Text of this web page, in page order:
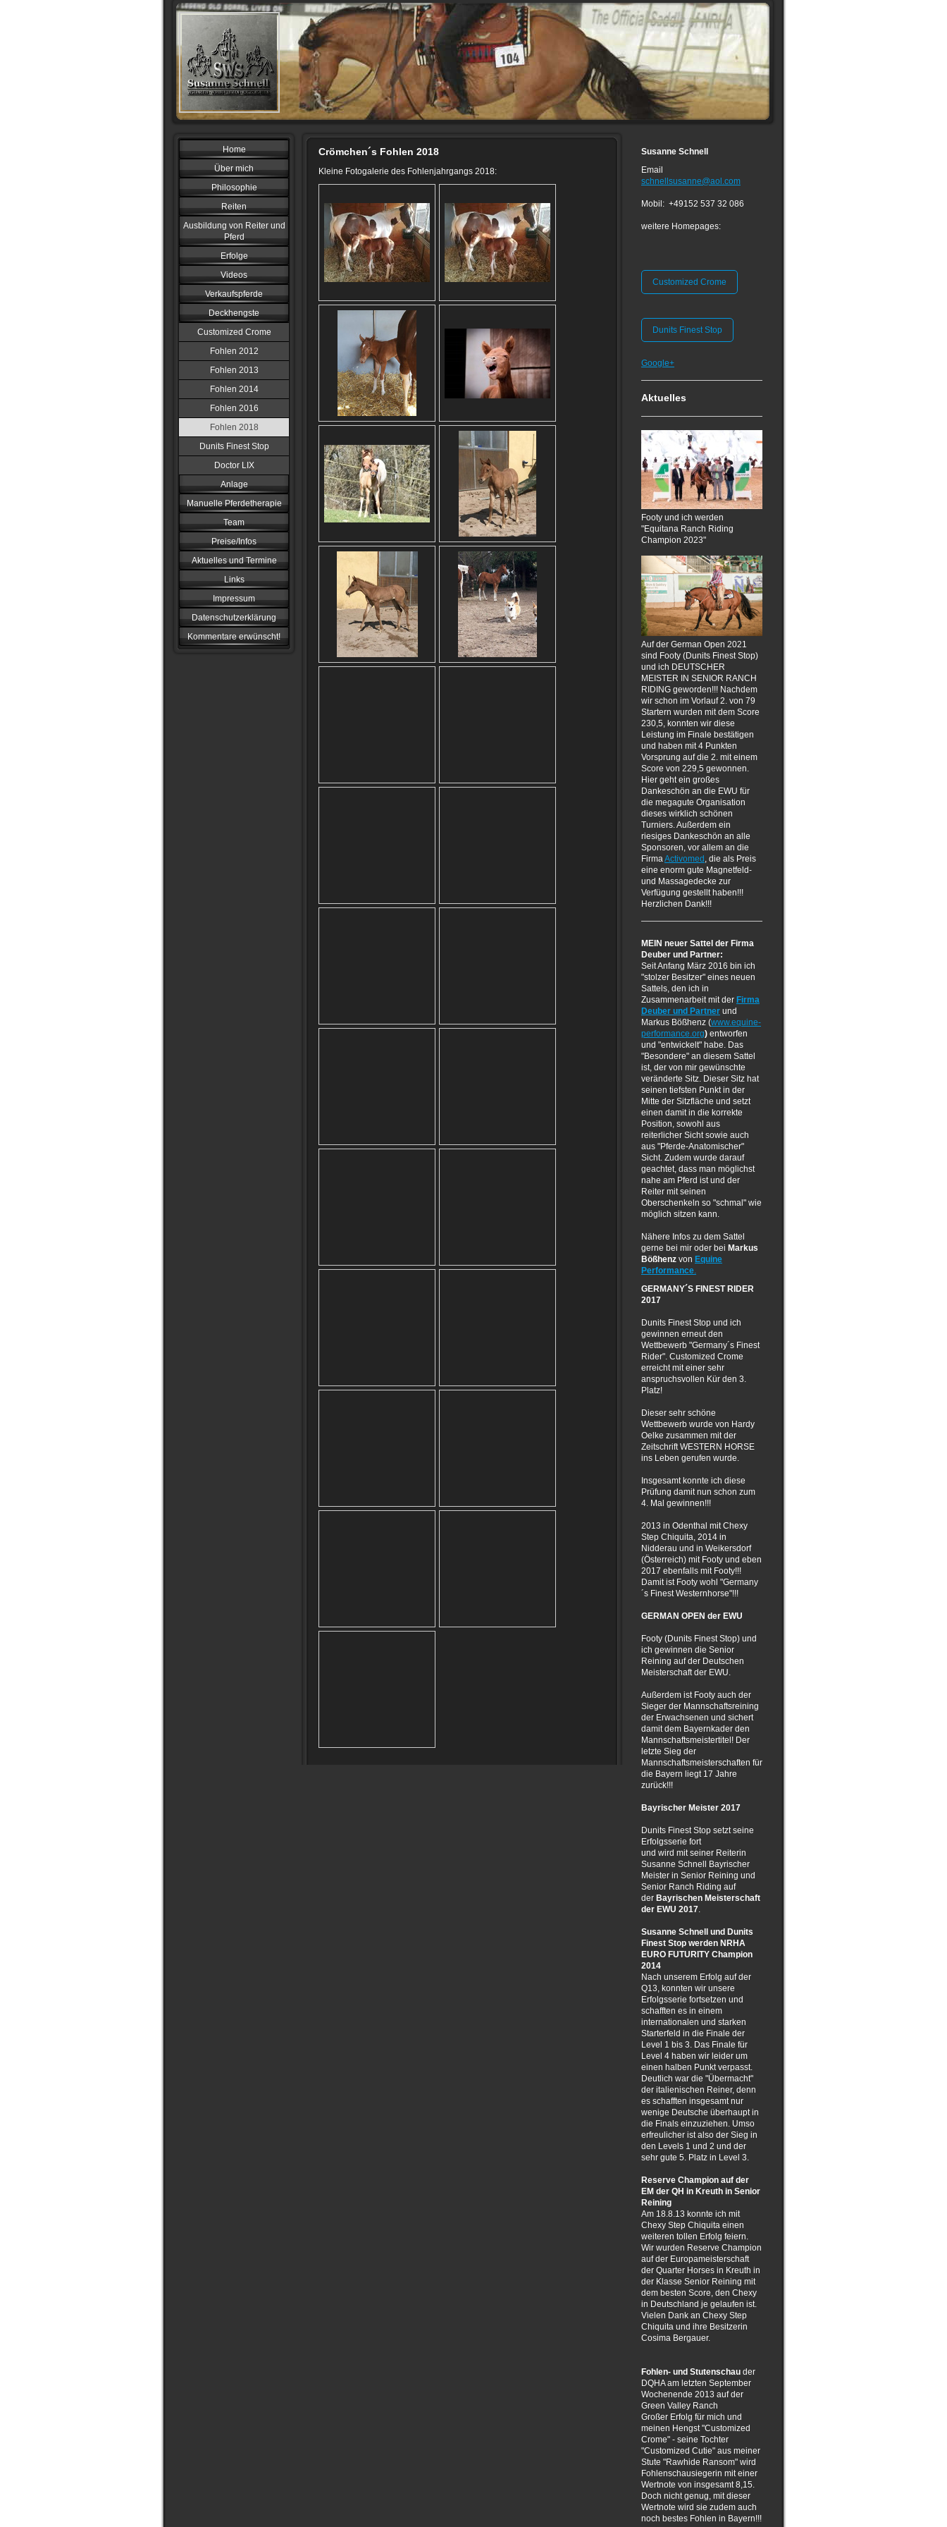
Home
Über mich
Philosophie
Reiten
Ausbildung von Reiter und
Pferd
Erfolge
Videos
Verkaufspferde
Deckhengste
Customized Crome
Fohlen 2012
Fohlen 2013
Fohlen 2014
Fohlen 2016
Fohlen 2018
Dunits Finest Stop
Doctor LIX
Anlage
Manuelle Pferdetherapie
Team
Preise/Infos
Aktuelles und Termine
Links
Impressum
Datenschutzerklärung
Kommentare erwünscht!
Crömchen´s Fohlen 2018
Kleine Fotogalerie des Fohlenjahrgangs 2018:
Susanne Schnell
Email
schnellsusanne@aol.com
Mobil: +49152 537 32 086
weitere Homepages:
Customized Crome
Dunits Finest Stop
Google+
Aktuelles
Footy und ich werden
"Equitana Ranch Riding
Champion 2023"
Auf der German Open 2021
sind Footy (Dunits Finest Stop)
und ich DEUTSCHER
MEISTER IN SENIOR RANCH
RIDING geworden!!! Nachdem
wir schon im Vorlauf 2. von 79
Startern wurden mit dem Score
230,5, konnten wir diese
Leistung im Finale bestätigen
und haben mit 4 Punkten
Vorsprung auf die 2. mit einem
Score von 229,5 gewonnen.
Hier geht ein großes
Dankeschön an die EWU für
die megagute Organisation
dieses wirklich schönen
Turniers. Außerdem ein
riesiges Dankeschön an alle
Sponsoren, vor allem an die
FirmaActivomed , die als Preis
eine enorm gute Magnetfeld-
und Massagedecke zur
Verfügung gestellt haben!!!
Herzlichen Dank!!!
MEIN neuer Sattel der Firma
Deuber und Partner:
Seit Anfang März 2016 bin ich
"stolzer Besitzer" eines neuen
Sattels, den ich in
Zusammenarbeit mit der Firma
Deuber und Partner und
Markus Bößhenz (www.equine-
performance.org) entworfen
und "entwickelt" habe. Das
"Besondere" an diesem Sattel
ist, der von mir gewünschte
veränderte Sitz. Dieser Sitz hat
seinen tiefsten Punkt in der
Mitte der Sitzfläche und setzt
einen damit in die korrekte
Position, sowohl aus
reiterlicher Sicht sowie auch
aus "Pferde-Anatomischer"
Sicht. Zudem wurde darauf
geachtet, dass man möglichst
nahe am Pferd ist und der
Reiter mit seinen
Oberschenkeln so "schmal" wie
möglich sitzen kann.
Nähere Infos zu dem Sattel
gerne bei mir oder bei Markus
Bößhenz von Equine
Performance.
GERMANY´S FINEST RIDER
2017
Dunits Finest Stop und ich
gewinnen erneut den
Wettbewerb "Germany´s Finest
Rider". Customized Crome
erreicht mit einer sehr
anspruchsvollen Kür den 3.
Platz!
Dieser sehr schöne
Wettbewerb wurde von Hardy
Oelke zusammen mit der
Zeitschrift WESTERN HORSE
ins Leben gerufen wurde.
Insgesamt konnte ich diese
Prüfung damit nun schon zum
4. Mal gewinnen!!!
2013 in Odenthal mit Chexy
Step Chiquita, 2014 in
Nidderau und in Weikersdorf
(Österreich) mit Footy und eben
2017 ebenfalls mit Footy!!!
Damit ist Footy wohl "Germany
´s Finest Westernhorse"!!!
GERMAN OPEN der EWU
Footy (Dunits Finest Stop) und
ich gewinnen die Senior
Reining auf der Deutschen
Meisterschaft der EWU.
Außerdem ist Footy auch der
Sieger der Mannschaftsreining
der Erwachsenen und sichert
damit dem Bayernkader den
Mannschaftsmeistertitel! Der
letzte Sieg der
Mannschaftsmeisterschaften für
die Bayern liegt 17 Jahre
zurück!!!
Bayrischer Meister 2017
Dunits Finest Stop setzt seine
Erfolgsserie fort
und wird mit seiner Reiterin
Susanne Schnell Bayrischer
Meister in Senior Reining und
Senior Ranch Riding auf
der Bayrischen Meisterschaft
der EWU 2017.
Susanne Schnell und Dunits
Finest Stop werden NRHA
EURO FUTURITY Champion
2014
Nach unserem Erfolg auf der
Q13, konnten wir unsere
Erfolgsserie fortsetzen und
schafften es in einem
internationalen und starken
Starterfeld in die Finale der
Level 1 bis 3. Das Finale für
Level 4 haben wir leider um
einen halben Punkt verpasst.
Deutlich war die "Übermacht"
der italienischen Reiner, denn
es schafften insgesamt nur
wenige Deutsche überhaupt in
die Finals einzuziehen. Umso
erfreulicher ist also der Sieg in
den Levels 1 und 2 und der
sehr gute 5. Platz in Level 3.
Reserve Champion auf der
EM der QH in Kreuth in Senior
Reining
Am 18.8.13 konnte ich mit
Chexy Step Chiquita einen
weiteren tollen Erfolg feiern.
Wir wurden Reserve Champion
auf der Europameisterschaft
der Quarter Horses in Kreuth in
der Klasse Senior Reining mit
dem besten Score, den Chexy
in Deutschland je gelaufen ist.
Vielen Dank an Chexy Step
Chiquita und ihre Besitzerin
Cosima Bergauer.
Fohlen- und Stutenschau der
DQHA am letzten September
Wochenende 2013 auf der
Green Valley Ranch
Großer Erfolg für mich und
meinen Hengst "Customized
Crome" - seine Tochter
"Customized Cutie" aus meiner
Stute "Rawhide Ransom" wird
Fohlenschausiegerin mit einer
Wertnote von insgesamt 8,15.
Doch nicht genug, mit dieser
Wertnote wird sie zudem auch
noch bestes Fohlen in Bayern!!!